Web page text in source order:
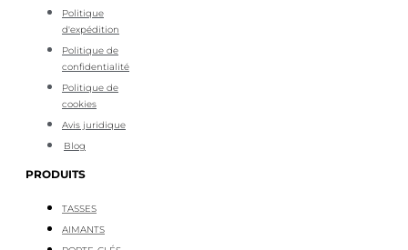
Politique
d'expédition
Politique de
confidentialité
Politique de
cookies
Avis juridique
Blog
PRODUITS
TASSES
AIMANTS